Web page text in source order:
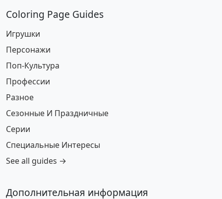
Coloring Page Guides
Игрушки
Персонажи
Поп-Культура
Профессии
Разное
Сезонные И Праздничные
Серии
Специальные Интересы
See all guides →
Дополнительная информация